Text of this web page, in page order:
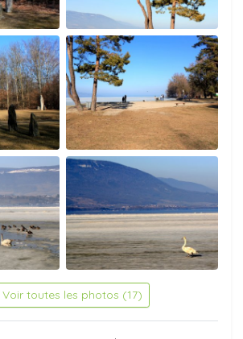
Voir toutes les photos (17)